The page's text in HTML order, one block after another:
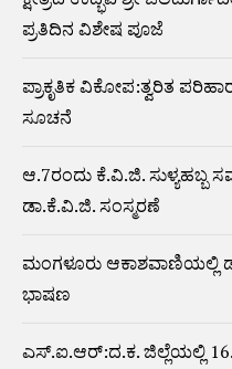
ಪ್ರತಿದಿನ ವಿಶೇಷ ಪೂಜೆ
ಪ್ರಾಕೃತಿಕ ವಿಕೋಪ:ತ್ವರಿತ
ಸೂಚನೆ
ಆ.7ರಂದು ಕೆ.ವಿ.ಜಿ.
ಡಾ.ಕೆ.ವಿ.ಜಿ. ಸಂಸ್ಮರಣೆ
ಮಂಗಳೂರು ಆಕಾಶವಾಣಿಯಲ್ಲಿ
ಭಾಷಣ
ಎಸ್.ಐ.ಆರ್:ದ.ಕ. ಜಿಲ್ಲೆಯಲ್ಲಿ